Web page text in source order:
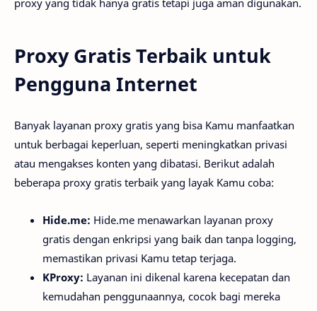
Proxy Gratis Terbaik untuk
Pengguna Internet
Banyak layanan proxy gratis yang bisa Kamu manfaatkan
untuk berbagai keperluan, seperti meningkatkan privasi
atau mengakses konten yang dibatasi. Berikut adalah
beberapa proxy gratis terbaik yang layak Kamu coba:
Hide.me: Hide.me menawarkan layanan proxy
gratis dengan enkripsi yang baik dan tanpa logging,
memastikan privasi Kamu tetap terjaga.
KProxy: Layanan ini dikenal karena kecepatan dan
kemudahan penggunaannya, cocok bagi mereka